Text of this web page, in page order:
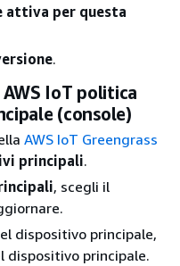
attiva per questa
.
IoT politica
(console)
AWS IoT Greengrass
principali.
, scegli il
dispositivo principale,
dispositivo principale.